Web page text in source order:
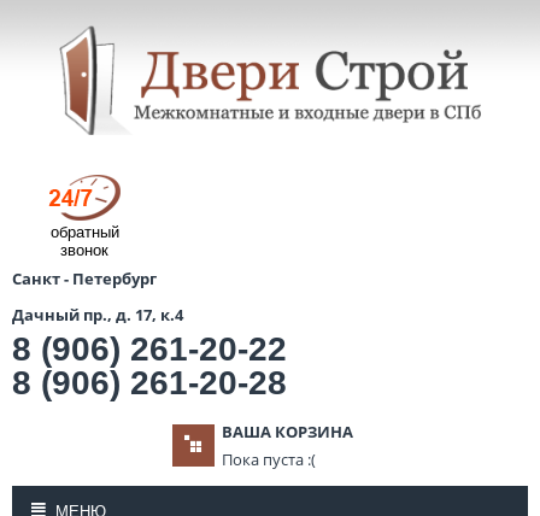
обратный
звонок
Санкт - Петербург
Дачный пр., д. 17, к.4
8 (906) 261-20-22
8 (906) 261-20-28
ВАША КОРЗИНА
Пока пуста :(
МЕНЮ